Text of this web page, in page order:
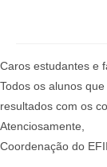
Caros estudantes e
Todos os alunos
resultados com os
Atenciosamente,
Coordenação do